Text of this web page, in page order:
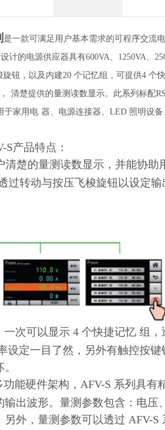
是一款可满足用户基本需求的可程序交流电
计的电源供应器具有600VA、1250VA、
旋钮，以及内建20 个记忆组，可提供4 个
清楚提供的量测读数显示。此系列标配
于家用电 器、电源连接器、LED 照明设
S产品特点：
清楚的量测读数显示，并能协助
过转动与按压飞梭旋钮以设定
次可以显示 4 个快捷记忆 组
设定一目了然，另外有触控按
能硬件架构，AFV-S 系列具有
出波形。量测参数包含：电压
外，量测参数可以透过 AFV-S